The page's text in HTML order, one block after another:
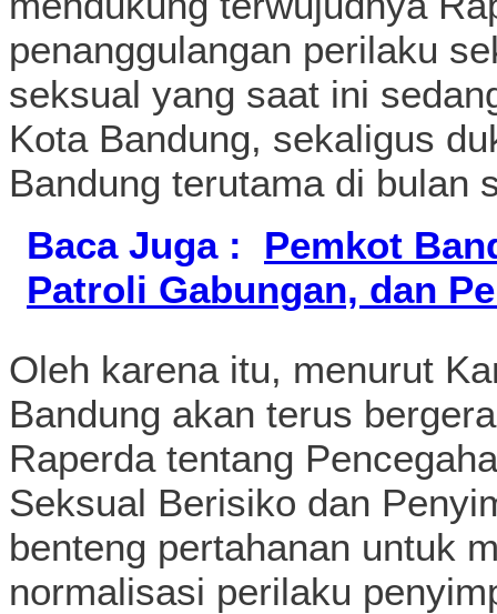
penanggulangan perilaku
seksual yang saat ini
Kota Bandung, sekaligus
Bandung terutama di bulan
Baca Juga :
Pemkot
Patroli Gabungan, dan
Oleh karena itu, menurut
Bandung akan terus
Raperda tentang
Seksual Berisiko dan
benteng pertahanan untuk
normalisasi perilaku